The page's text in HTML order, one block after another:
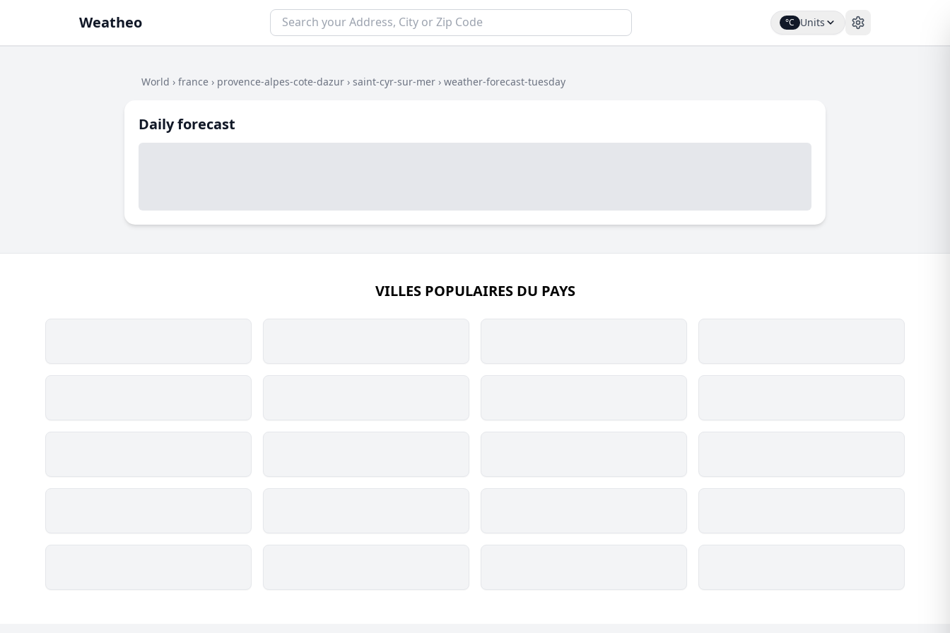
Weatheo °C Units
World › france › provence-alpes-cote-dazur › saint-cyr-sur-mer › weather-forecast-tuesday
Daily forecast
VILLES POPULAIRES DU PAYS